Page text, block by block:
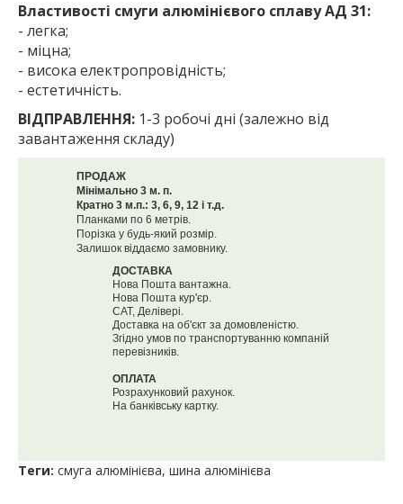
Властивості смуги алюмінієвого сплаву АД 31:
- легка;
- міцна;
- висока електропровідність;
- естетичність.
ВІДПРАВЛЕННЯ: 1-3 робочі дні (залежно від
завантаження складу)
ПРОДАЖ
Мінімально 3 м. п.
Кратно 3 м.п.: 3, 6, 9, 12 і т.д.
Планками по 6 метрів.
Порізка у будь-який розмір.
Залишок віддаємо замовнику.
ДОСТАВКА
Нова Пошта вантажна.
Нова Пошта кур'єр.
САТ, Делівері.
Доставка на об'єкт за домовленістю.
Згідно умов по транспортуванню компаній
перевізників.
ОПЛАТА
Розрахунковий рахунок.
На банківську картку.
Теги: смуга алюмінієва, шина алюмінієва